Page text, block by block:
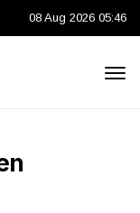
08 Aug 2026 05:46